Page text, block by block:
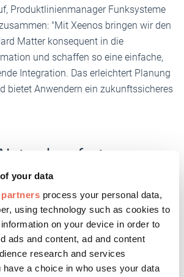
your data
partners process your personal data,
using technology such as cookies to
on your device in order to
ads and content, ad and content
research and services
have a choice in who uses your data
Produktlinienmanager Funksysteme
"Mit Xeenos bringen wir den
Matter konsequent in die
und schaffen so eine einfache,
Integration. Das erleichtert Planung
bietet Anwendern ein zukunftssicheres